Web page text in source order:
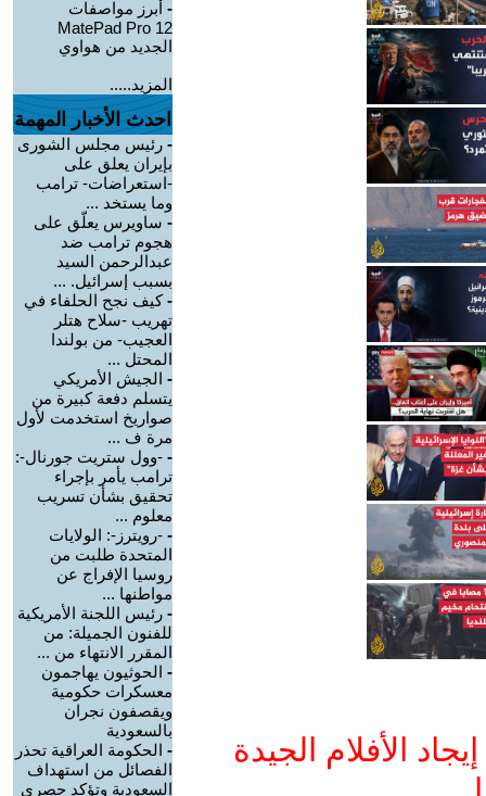
الأفلام الجيدة
- أبرز مواصفات
MatePad Pro 12
الجديد من هواوي
المزيد.....
احدث الأخبار المهمة
- رئيس مجلس الشورى
بإيران يعلق على
-استعراضات- ترامب
وما يستخد ...
- ساويرس يعلّق على
هجوم ترامب ضد
عبدالرحمن السيد
بسبب إسرائيل. ...
-كيف نجح الحلفاء في
تهريب -سلاح هتلر
العجيب- من بولندا
المحتل ...
- الجيش الأمريكي
يتسلم دفعة كبيرة من
صواريخ استخدمت لأول
مرة ف ...
- -وول ستريت جورنال-:
ترامب يأمر بإجراء
تحقيق بشأن تسريب
معلوم ...
- -رويترز-: الولايات
المتحدة طلبت من
روسيا الإفراج عن
مواطنها ...
- رئيس اللجنة الأمريكية
للفنون الجميلة: من
المقرر الانتهاء من ...
- الحوثيون يهاجمون
معسكرات حكومية
ويقصفون نجران
بالسعودية
- الحكومة العراقية تحذر
الفصائل من استهداف
السعودية وتؤكد حصري